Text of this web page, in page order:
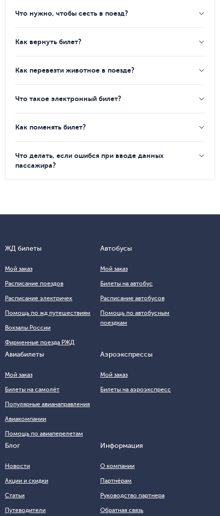
Что нужно, чтобы сесть в поезд?
Как вернуть билет?
Как перевезти животное в поезде?
Что такое электронный билет?
Как поменять билет?
Что делать, если ошибся при вводе данных
пассажира?
ЖД билеты
Мой заказ
Расписание поездов
Расписание электричек
Помощь по жд путешествиям
Вокзалы России
Фирменные поезда РЖД
Автобусы
Мой заказ
Билеты на автобус
Расписание автобусов
Помощь по автобусным
поездкам
Авиабилеты
Мой заказ
Билеты на самолёт
Популярные авианаправления
Авиакомпании
Помощь по авиаперелетам
Аэроэкспрессы
Мой заказ
Билеты на аэроэкспресс
Блог
Новости
Акции и скидки
Статьи
Путеводители
Информация
О компании
Партнёрам
Руководство партнера
Обратная связь